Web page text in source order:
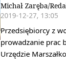
Michał Zaręba/
2019-12-27, 13:05
Przedsiębiorcy z
prowadzanie prac
Urzędzie